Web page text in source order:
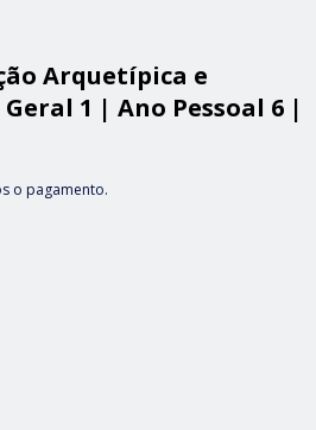
Arquetípica e
1 | Ano Pessoal 6 |
o pagamento.